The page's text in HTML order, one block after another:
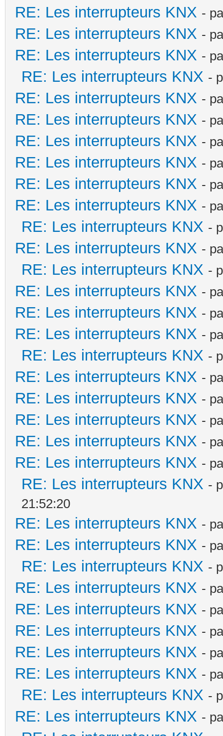
RE: Les interrupteurs KNX -
RE: Les interrupteurs KNX -
RE: Les interrupteurs KNX -
RE: Les interrupteurs KNX -
RE: Les interrupteurs KNX -
RE: Les interrupteurs KNX -
RE: Les interrupteurs KNX -
RE: Les interrupteurs KNX -
RE: Les interrupteurs KNX -
RE: Les interrupteurs KNX -
RE: Les interrupteurs KNX -
RE: Les interrupteurs KNX -
RE: Les interrupteurs KNX -
RE: Les interrupteurs KNX -
RE: Les interrupteurs KNX -
RE: Les interrupteurs KNX -
RE: Les interrupteurs KNX -
RE: Les interrupteurs KNX -
RE: Les interrupteurs KNX -
RE: Les interrupteurs KNX -
RE: Les interrupteurs KNX -
RE: Les interrupteurs KNX -
RE: Les interrupteurs KNX -
21:52:20
RE: Les interrupteurs KNX -
RE: Les interrupteurs KNX -
RE: Les interrupteurs KNX -
RE: Les interrupteurs KNX -
RE: Les interrupteurs KNX -
RE: Les interrupteurs KNX -
RE: Les interrupteurs KNX -
RE: Les interrupteurs KNX -
RE: Les interrupteurs KNX -
RE: Les interrupteurs KNX -